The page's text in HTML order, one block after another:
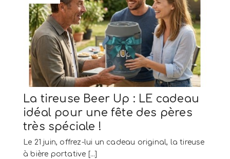
La tireuse Beer Up : LE cadeau
idéal pour une fête des pères
très spéciale !
Le 21 juin, offrez-lui un cadeau original, la tireuse
à bière portative [...]